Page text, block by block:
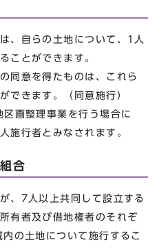
、自らの土地について、1人
ことができます。
同意を得たものは、これら
できます。（同意施行）
画整理事業を行う場合に
施行者とみなされます。
合
、7人以上共同して設立する
有者及び借地権者のそれぞ
の土地について施行するこ